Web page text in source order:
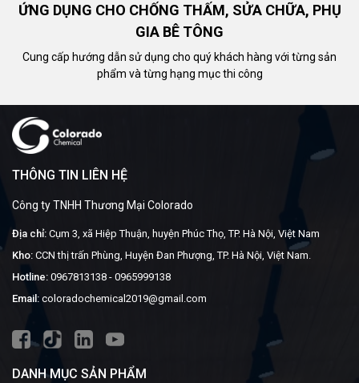
ỨNG DỤNG CHO CHỐNG THẤM, SỬA CHỮA, PHỤ
GIA BÊ TÔNG
Cung cấp hướng dẫn sử dụng cho quý khách hàng với từng sản
phẩm và từng hạng mục thi công
THÔNG TIN LIÊN HỆ
Công ty TNHH Thương Mại Colorado
Địa chỉ: Cụm 3, xã Hiệp Thuận, huyện Phúc Thọ, TP. Hà Nội, Việt Nam
Kho: CCN thị trấn Phùng, Huyện Đan Phượng, TP. Hà Nội, Việt Nam.
Hotline: 0967813138 - 0965999138
Email: coloradochemical2019@gmail.com
DANH MỤC SẢN PHẨM